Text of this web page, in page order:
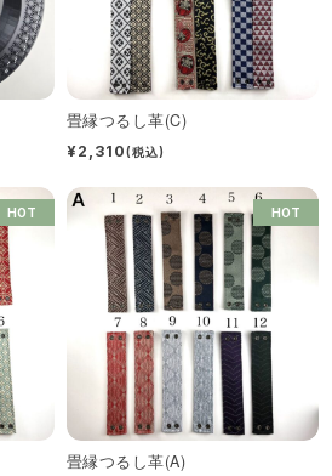
畳縁つるし革(C)
¥2,310(税込)
HOT HOT
畳縁つるし革(A)